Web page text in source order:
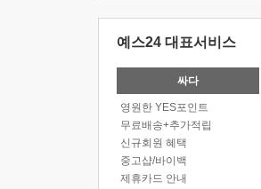
예스24 대표서비스
싸다
영원한 YES포인트
무료배송+추가적립
신규회원 혜택
중고샵/바이백
제휴카드 안내